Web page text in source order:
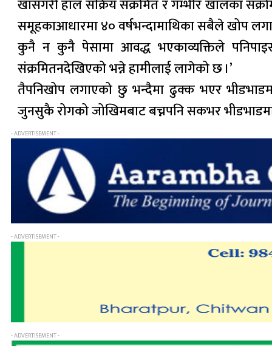
खासगरी हाल सक्रिय संक्रमित र गम्भीर खालका
समूहकाआधारमा ४० वर्षभन्दामाथिका सबैले खोप
कुनै न कुनै पेसामा आवद्ध भएकाव्यक्तिले
संक्रमितनदेखिएको भन्ने हामीलाई लागेको छ ।’
तैपनिखोप लगाएको छु भन्दैमा ढुक्क भएर
जुनसुकै रोगको जोखिमबाट बच्नपनि सकभर
- ADVERTISEMENT -
- ADVERTISEMENT -
- ADVERTISEMENT -